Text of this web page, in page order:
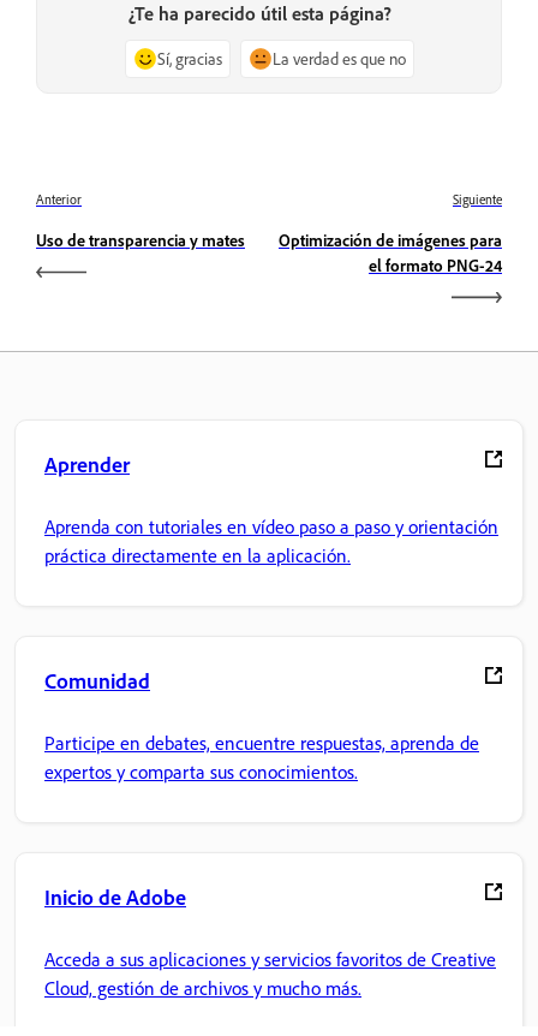
¿Te ha parecido útil esta página?
Sí, gracias La verdad es que no
Anterior
Uso de transparencia y mates
Siguiente
Optimización de imágenes para
el formato PNG-24
Aprender
Aprenda con tutoriales en vídeo paso a paso y orientación
práctica directamente en la aplicación.
Comunidad
Participe en debates, encuentre respuestas, aprenda de
expertos y comparta sus conocimientos.
Inicio de Adobe
Acceda a sus aplicaciones y servicios favoritos de Creative
Cloud, gestión de archivos y mucho más.